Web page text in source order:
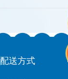
配送方式